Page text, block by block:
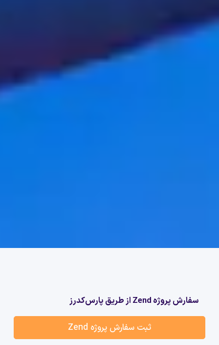
سفارش پروژه Zend از طریق پارس‌کدرز
ثبت سفارش پروژه Zend